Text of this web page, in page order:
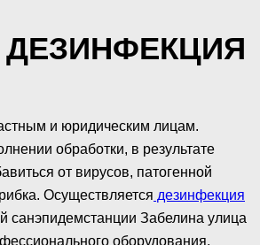
ДЕЗИНФЕКЦИЯ
и юридическим лицам.
обработки, в результате
от вирусов, патогенной
Осуществляется дезинфекция
санэпидемстанции Забелина улица
оборудования,